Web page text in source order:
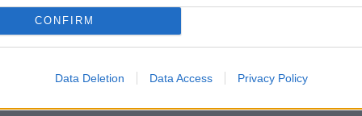
CONFIRM
Data Deletion Data Access Privacy Policy
protothema.gr στο Google Newsκαι μάθετε πρώτοι όλες
Protothema.gr